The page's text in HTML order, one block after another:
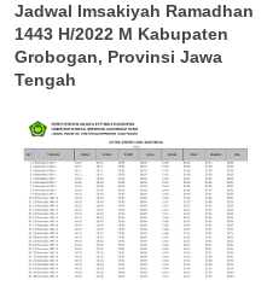
Jadwal Imsakiyah Ramadhan
1443 H/2022 M Kabupaten
Grobogan, Provinsi Jawa
Tengah